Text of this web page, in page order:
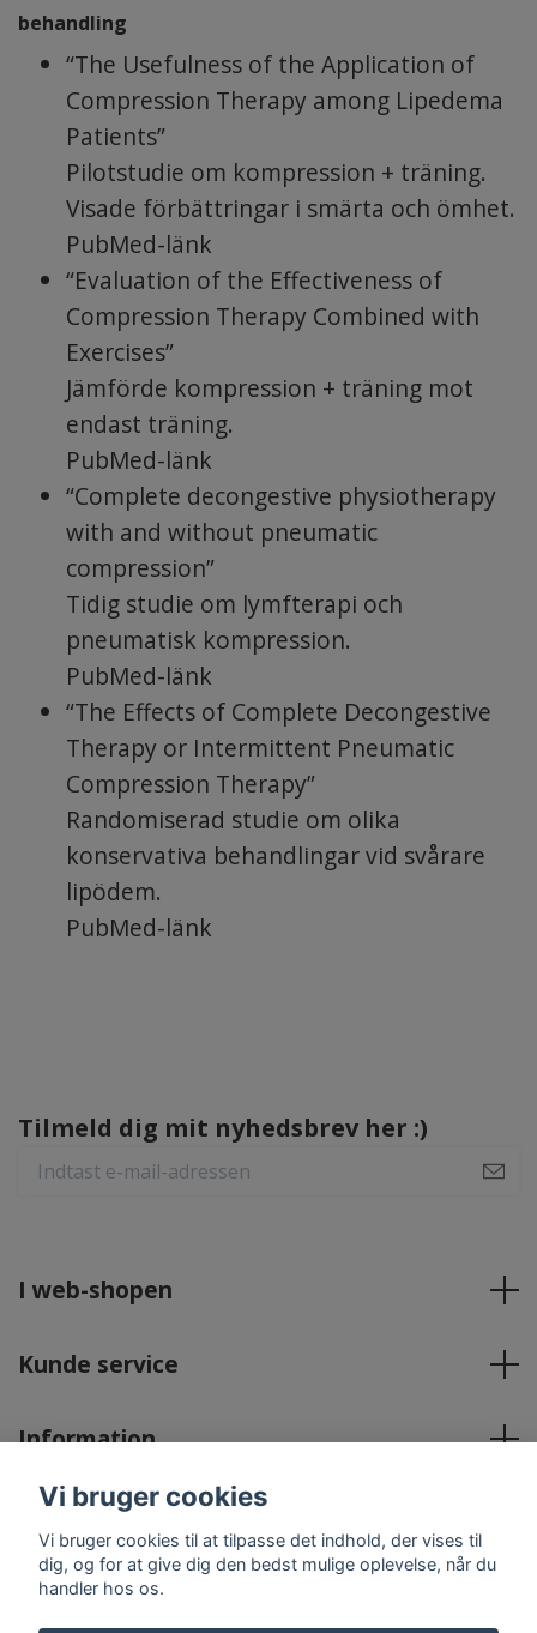
behandling
“The Usefulness of the Application of
Compression Therapy among Lipedema
Patients”
Pilotstudie om kompression + träning.
Visade förbättringar i smärta och ömhet.
PubMed-länk
“Evaluation of the Effectiveness of
Compression Therapy Combined with
Exercises”
Jämförde kompression + träning mot
endast träning.
PubMed-länk
“Complete decongestive physiotherapy
with and without pneumatic
compression”
Tidig studie om lymfterapi och
pneumatisk kompression.
PubMed-länk
“The Effects of Complete Decongestive
Therapy or Intermittent Pneumatic
Compression Therapy”
Randomiserad studie om olika
konservativa behandlingar vid svårare
lipödem.
PubMed-länk
Tilmeld dig mit nyhedsbrev her :)
I web-shopen
Kunde service
Information
Sociale medier
Vi bruger cookies
Vi bruger cookies til at tilpasse det indhold, der vises til
dig, og for at give dig den bedst mulige oplevelse, når du
handler hos os.